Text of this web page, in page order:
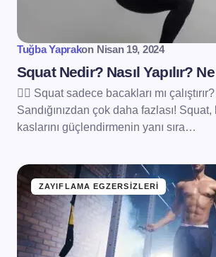
Tuğba Yaprakon Nisan 19, 2024
Squat Nedir? Nasıl Yapılır?
🏋️‍♀️ Squat sadece bacakları mı
Sandığınızdan çok daha fazlası!
kaslarını güçlendirmenin yanı sıra…
ZAYIFLAMA EGZERSIZLERI